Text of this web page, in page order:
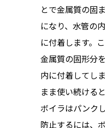
とで金属質の固
になり、水管の
に付着します。
金属質の固形分
内に付着してし
まま使い続ける
ボイラはパンク
防止するには、